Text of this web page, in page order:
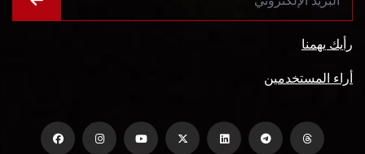
رأيك يهمنا
أراء المستخدمين